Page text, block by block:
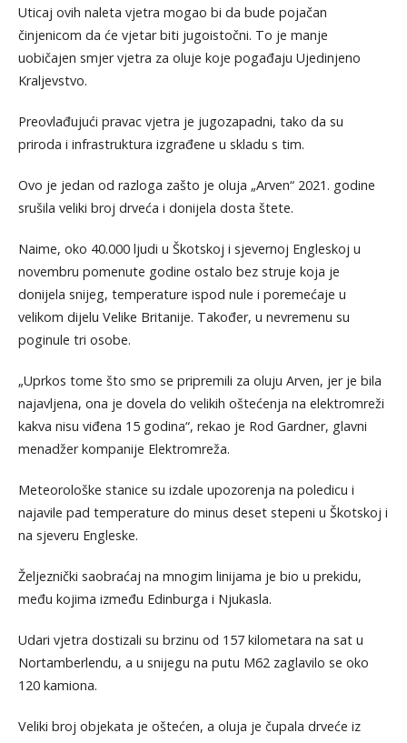
Uticaj ovih naleta vjetra mogao bi da bude pojačan
činjenicom da će vjetar biti jugoistočni. To je manje
uobičajen smjer vjetra za oluje koje pogađaju Ujedinjeno
Kraljevstvo.
Preovlađujući pravac vjetra je jugozapadni, tako da su
priroda i infrastruktura izgrađene u skladu s tim.
Ovo je jedan od razloga zašto je oluja „Arven“ 2021. godine
srušila veliki broj drveća i donijela dosta štete.
Naime, oko 40.000 ljudi u Škotskoj i sjevernoj Engleskoj u
novembru pomenute godine ostalo bez struje koja je
donijela snijeg, temperature ispod nule i poremećaje u
velikom dijelu Velike Britanije. Također, u nevremenu su
poginule tri osobe.
„Uprkos tome što smo se pripremili za oluju Arven, jer je bila
najavljena, ona je dovela do velikih oštećenja na elektromreži
kakva nisu viđena 15 godina“, rekao je Rod Gardner, glavni
menadžer kompanije Elektromreža.
Meteorološke stanice su izdale upozorenja na poledicu i
najavile pad temperature do minus deset stepeni u Škotskoj i
na sjeveru Engleske.
Željeznički saobraćaj na mnogim linijama je bio u prekidu,
među kojima između Edinburga i Njukasla.
Udari vjetra dostizali su brzinu od 157 kilometara na sat u
Nortamberlendu, a u snijegu na putu M62 zaglavilo se oko
120 kamiona.
Veliki broj objekata je oštećen, a oluja je čupala drveće iz